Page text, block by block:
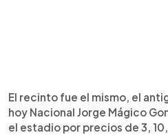
El recinto fue el mismo, el
hoy Nacional Jorge Mágico
el estadio por precios de 3,